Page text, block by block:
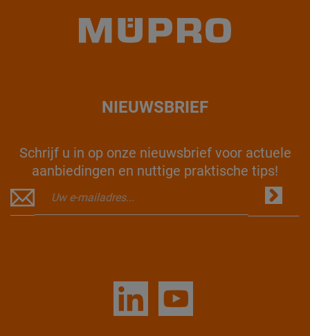
NIEUWSBRIEF
Schrijf u in op onze nieuwsbrief voor actuele
aanbiedingen en nuttige praktische tips!